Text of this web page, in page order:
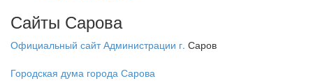
Сайты Сарова
Официальный сайт Администрации г. Саров
Городская дума города Сарова